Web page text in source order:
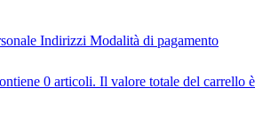
Indirizzi Modalità di pagamento
0 articoli. Il valore totale del carrello è